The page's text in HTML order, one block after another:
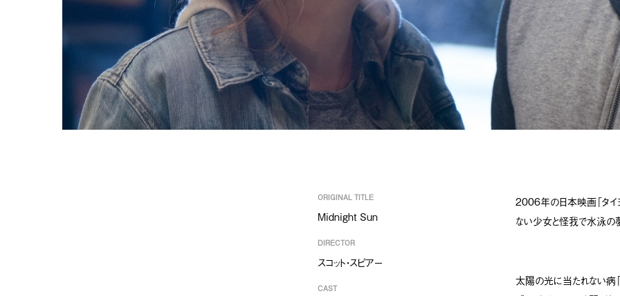
2006年の日本映画「タイヨ
ない少女と怪我で水泳の
太陽の光に当たれない病
ORIGINAL TITLE
Midnight Sun
DIRECTOR
スコット・スピアー
CAST